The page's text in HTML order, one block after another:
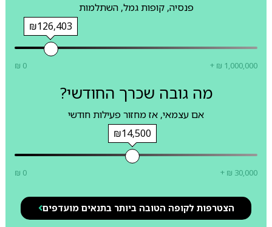
פנסיה, קופות גמל, השתלמות
₪126,403
₪ 0 + ₪ 1,000,000
מה גובה שכרך החודשי?
אם עצמאי, אז מחזור פעילות חודשי
₪14,500
₪ 0 + ₪ 30,000
הצטרפות לקופה הטובה ביותר בתנאים מועדפים